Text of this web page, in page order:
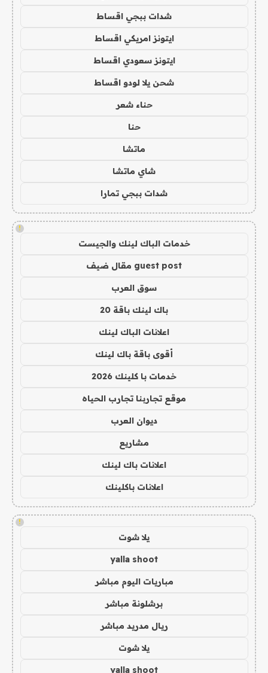
شدات ببجي اقساط
ايتونز امريكي اقساط
ايتونز سعودي اقساط
شحن يلا لودو اقساط
حناء شعر
حنا
ماتشا
شاي ماتشا
شدات ببجي تمارا
!
خدمات الباك لينك والجيست
guest post مقال ضيف
سوق العرب
باك لينك باقة 20
اعلانات الباك لينك
أقوى باقة باك لينك
خدمات با كلينك 2026
موقع تجاربنا تجارب الحياه
ديوان العرب
مشاريع
اعلانات باك لينك
اعلانات باكلينك
!
يلا شوت
yalla shoot
مباريات اليوم مباشر
برشلونة مباشر
ريال مدريد مباشر
يلا شوت
yalla shoot